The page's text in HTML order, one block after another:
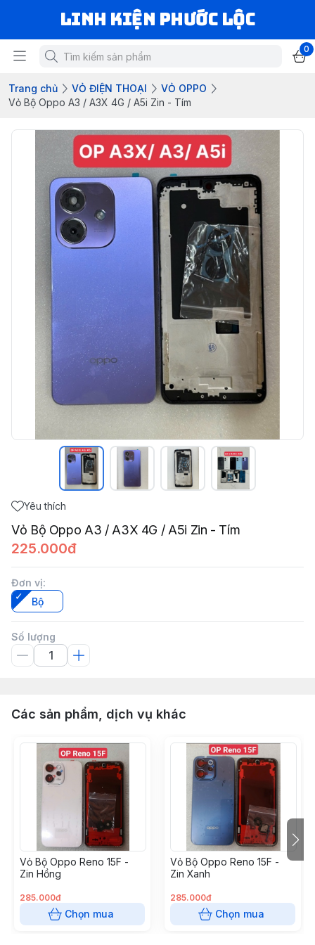
LINH KIỆN PHƯỚC LỘC
0
Trang chủ VỎ ĐIỆN THOẠI
VỎ OPPO
Vỏ Bộ Oppo A3 / A3X 4G / A5i Zin - Tím
Yêu thích
Vỏ Bộ Oppo A3 / A3X 4G / A5i Zin - Tím
225.000đ
Đơn vị:
Bộ
Số lượng
Các sản phẩm, dịch vụ khác
Vỏ Bộ Oppo Reno 15F -
Zin Hồng
285.000đ
Chọn mua
Vỏ Bộ Oppo Reno 15F -
Zin Xanh
285.000đ
Chọn mua